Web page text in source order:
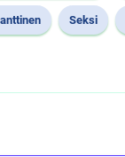
Seksi